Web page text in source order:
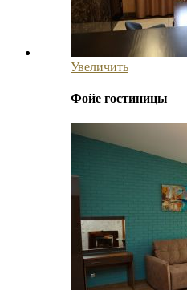
Увеличить
Фойе гостиницы